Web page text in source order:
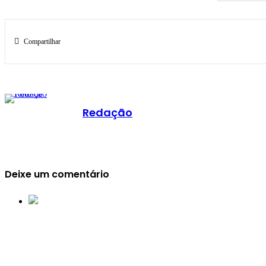
Compartilhar
Redação
Deixe um comentário